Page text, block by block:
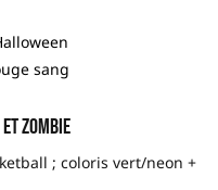
sang
Zombie
; coloris vert/neon +